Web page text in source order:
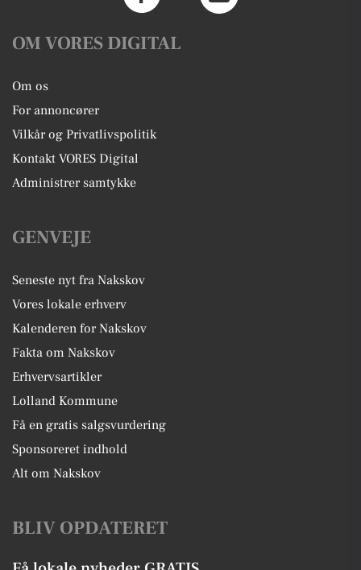
OM VORES DIGITAL
Om os
For annoncører
Vilkår og Privatlivspolitik
Kontakt VORES Digital
Administrer samtykke
GENVEJE
Seneste nyt fra Nakskov
Vores lokale erhverv
Kalenderen for Nakskov
Fakta om Nakskov
Erhvervsartikler
Lolland Kommune
Få en gratis salgsvurdering
Sponsoreret indhold
Alt om Nakskov
BLIV OPDATERET